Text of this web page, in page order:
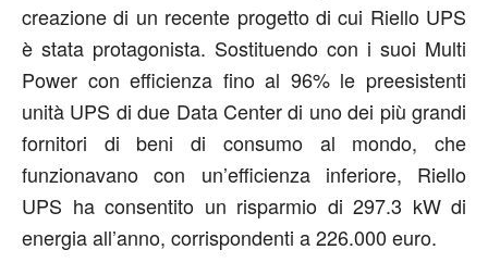
creazione di un recente progetto di cui Riello UPS
è stata protagonista. Sostituendo con i suoi Multi
Power con efficienza fino al 96% le preesistenti
unità UPS di due Data Center di uno dei più grandi
fornitori di beni di consumo al mondo, che
funzionavano con un’efficienza inferiore, Riello
UPS ha consentito un risparmio di 297.3 kW di
energia all’anno, corrispondenti a 226.000 euro.